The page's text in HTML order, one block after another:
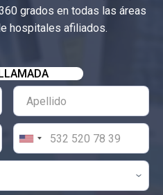
grados en todas las áreas
hospitales afiliados.